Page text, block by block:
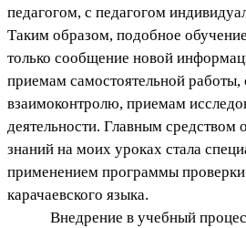
педагогом, с педагогом
Таким образом, подобное
только сообщение новой
приемам самостоятельной
взаимоконтролю, приемам
деятельности. Главным средством
знаний на моих уроках стала
применением программы
карачаевского языка.
Внедрение в учебный